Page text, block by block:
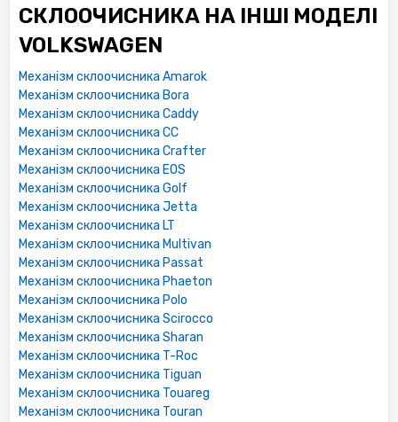
СКЛООЧИСНИКА НА ІНШІ МОДЕЛІ
VOLKSWAGEN
Механізм склоочисника Amarok
Механізм склоочисника Bora
Механізм склоочисника Caddy
Механізм склоочисника CC
Механізм склоочисника Crafter
Механізм склоочисника EOS
Механізм склоочисника Golf
Механізм склоочисника Jetta
Механізм склоочисника LT
Механізм склоочисника Multivan
Механізм склоочисника Passat
Механізм склоочисника Phaeton
Механізм склоочисника Polo
Механізм склоочисника Scirocco
Механізм склоочисника Sharan
Механізм склоочисника T-Roc
Механізм склоочисника Tiguan
Механізм склоочисника Touareg
Механізм склоочисника Touran